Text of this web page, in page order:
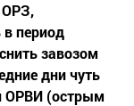
ОРЗ,
период
завозом
дни чуть
ОРВИ (острым